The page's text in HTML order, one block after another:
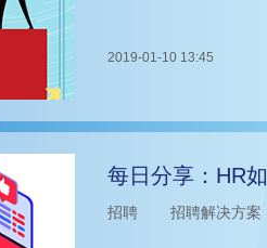
2019-01-10 13:45
每日分享：HR
招聘 招聘解决方案